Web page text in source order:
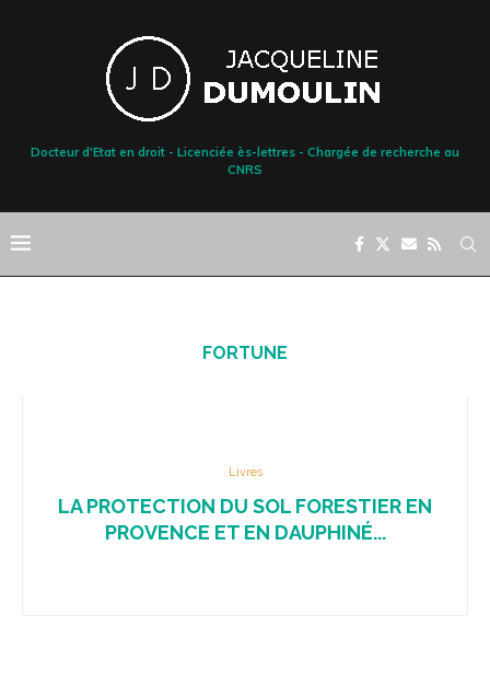
Docteur d'Etat en droit - Licenciée ès-lettres - Chargée de recherche au
CNRS
FORTUNE
Livres
LA PROTECTION DU SOL FORESTIER EN
PROVENCE ET EN DAUPHINÉ...